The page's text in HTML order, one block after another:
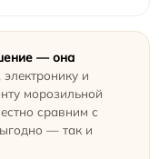
— она
и
морозильной
сравним с
— так и